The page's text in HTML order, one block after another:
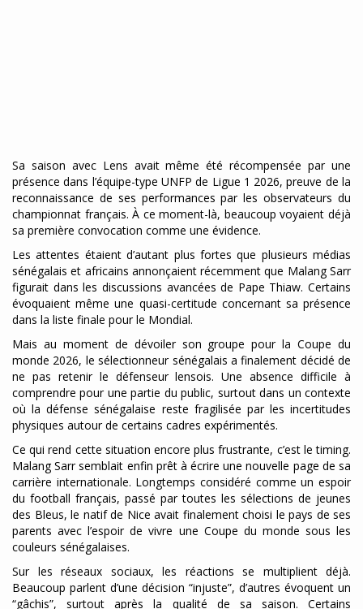
Sa saison avec Lens avait même été récompensée par une
présence dans l’équipe-type UNFP de Ligue 1 2026, preuve de la
reconnaissance de ses performances par les observateurs du
championnat français. À ce moment-là, beaucoup voyaient déjà
sa première convocation comme une évidence.
Les attentes étaient d’autant plus fortes que plusieurs médias
sénégalais et africains annonçaient récemment que Malang Sarr
figurait dans les discussions avancées de Pape Thiaw. Certains
évoquaient même une quasi-certitude concernant sa présence
dans la liste finale pour le Mondial.
Mais au moment de dévoiler son groupe pour la Coupe du
monde 2026, le sélectionneur sénégalais a finalement décidé de
ne pas retenir le défenseur lensois. Une absence difficile à
comprendre pour une partie du public, surtout dans un contexte
où la défense sénégalaise reste fragilisée par les incertitudes
physiques autour de certains cadres expérimentés.
Ce qui rend cette situation encore plus frustrante, c’est le timing.
Malang Sarr semblait enfin prêt à écrire une nouvelle page de sa
carrière internationale. Longtemps considéré comme un espoir
du football français, passé par toutes les sélections de jeunes
des Bleus, le natif de Nice avait finalement choisi le pays de ses
parents avec l’espoir de vivre une Coupe du monde sous les
couleurs sénégalaises.
Sur les réseaux sociaux, les réactions se multiplient déjà.
Beaucoup parlent d’une décision “injuste”, d’autres évoquent un
“gâchis”, surtout après la qualité de sa saison. Certains